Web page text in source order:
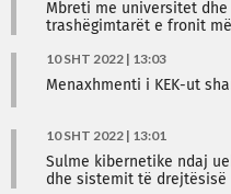
Mbreti me universitet
trashëgimtarët e fronit
10 SHT 2022 | 13:03
Menaxhmenti i KEK-ut
10 SHT 2022 | 13:01
Sulme kibernetike ndaj
dhe sistemit të drejtësisë